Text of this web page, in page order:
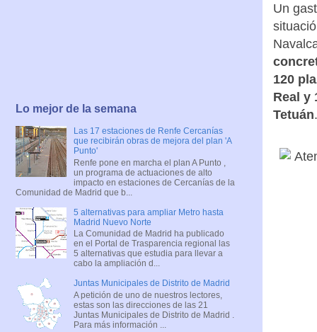
Un
120
Real y
Tetuán.
Lo mejor de la semana
Las 17 estaciones de Renfe Cercanías
que recibirán obras de mejora del plan 'A
Punto'
Renfe pone en marcha el plan A Punto ,
un programa de actuaciones de alto
impacto en estaciones de Cercanías de la
Comunidad de Madrid que b...
5 alternativas para ampliar Metro hasta
Madrid Nuevo Norte
La Comunidad de Madrid ha publicado
en el Portal de Trasparencia regional las
5 alternativas que estudia para llevar a
cabo la ampliación d...
Juntas Municipales de Distrito de Madrid
A petición de uno de nuestros lectores,
estas son las direcciones de las 21
Juntas Municipales de Distrito de Madrid .
Para más información ...